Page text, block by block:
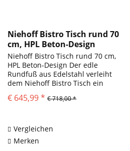
Niehoff Bistro Tisch rund 70
cm, HPL Beton-Design
Niehoff Bistro Tisch rund 70 cm,
HPL Beton-Design Der edle
Rundfuß aus Edelstahl verleiht
dem Niehoff Bistro Tisch ein
zeitloses Design. Die schlichte
Platte aus HPL unterstützt diese
€ 645,99 * € 718,00 *
Vergleichen
Merken